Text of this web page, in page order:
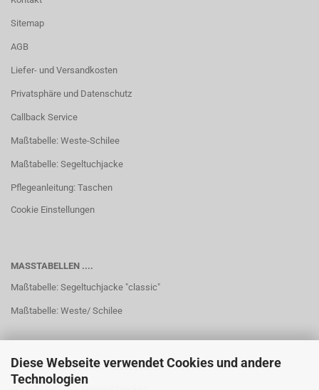
Diese Webseite verwendet Cookies und andere
Technologien
Sitemap
AGB
Liefer- und Versandkosten
Privatsphäre und Datenschutz
Callback Service
Maßtabelle: Weste-Schilee
Maßtabelle: Segeltuchjacke
Pflegeanleitung: Taschen
Cookie Einstellungen
MASSTABELLEN ....
Maßtabelle: Segeltuchjacke "classic"
Maßtabelle: Weste/ Schilee
PFLEGE- UND WASCHANLEITUNGEN